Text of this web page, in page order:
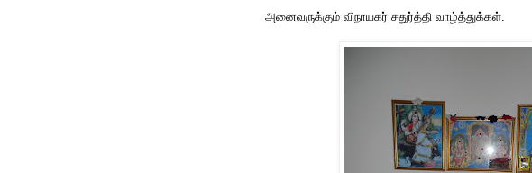
அனைவருக்கும் விநாயகர் சதுர்த்தி வாழ்த்துக்கள்.